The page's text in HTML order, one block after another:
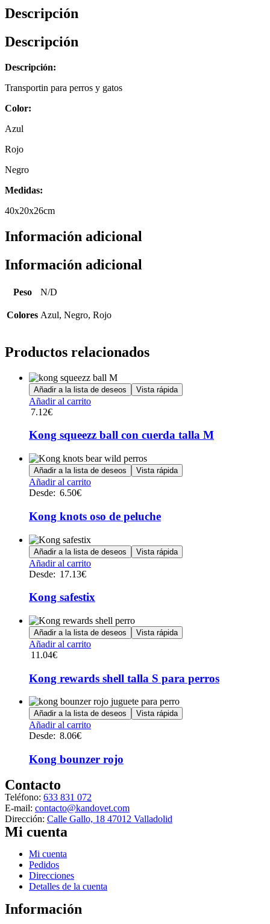
Descripción
Descripción
Descripción:
Transportin para perros y gatos
Color:
Azul
Rojo
Negro
Medidas:
40x20x26cm
Información adicional
Información adicional
Peso N/D
Colores Azul, Negro, Rojo
Productos relacionados
Añadir a la lista de deseos Vista rápida
Añadir al carrito
7.12€
Kong squeezz ball con cuerda talla M
Añadir a la lista de deseos Vista rápida
Añadir al carritoEste
múltiples
variantes.
opciones
se
pueden
la
de
producto
Desde: 6.50€
Kong knots oso de peluche
Añadir a la lista de deseos Vista rápida
Añadir al carritoEste
múltiples
Las
opciones
se
pueden
la
de
producto
Desde: 17.13€
Kong safestix
Añadir a la lista de deseos Vista rápida
Añadir al carrito
11.04€
Kong rewards shell talla S para perros
Añadir a la lista de deseos Vista rápida
Añadir al carritoEste
múltiples
variantes.
se
pueden
elegir
Desde: 8.06€
Kong bounzer rojo
Contacto
Teléfono: 633 831 072
E-mail: contacto@kandovet.com
Dirección: Calle Gallo, 18 47012 Valladolid
Mi cuenta
Menú
Mi cuenta
Pedidos
Direcciones
Detalles de la cuenta
Información